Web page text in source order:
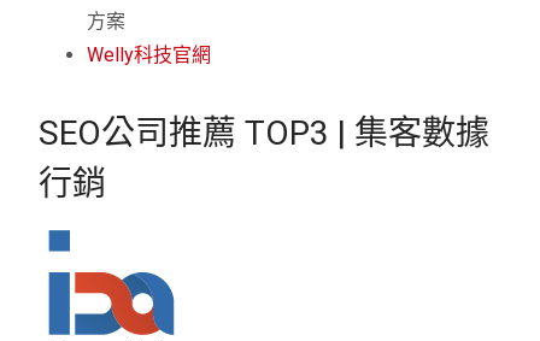
方案
Welly科技官網
SEO公司推薦 TOP3 | 集客數據
行銷